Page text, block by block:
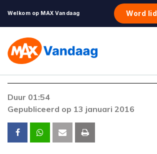
Welkom op MAX Vandaag Word lid
Duur 01:54
Gepubliceerd op 13 januari 2016